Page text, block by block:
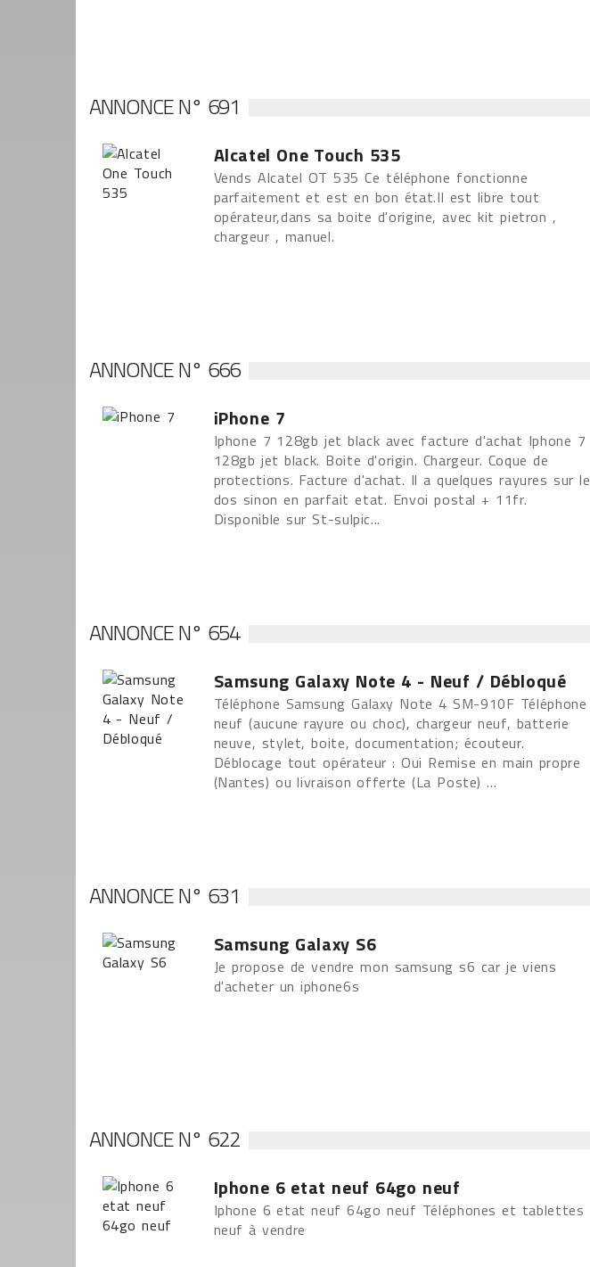
ANNONCE N° 691
Alcatel One Touch 535
Vends Alcatel OT 535 Ce téléphone fonctionne
parfaitement et est en bon état.Il est libre tout
opérateur,dans sa boite d'origine, avec kit pietron ,
chargeur , manuel.
ANNONCE N° 666
iPhone 7
Iphone 7 128gb jet black avec facture d'achat Iphone 7
128gb jet black. Boite d'origin. Chargeur. Coque de
protections. Facture d'achat. Il a quelques rayures sur le
dos sinon en parfait etat. Envoi postal + 11fr.
Disponible sur St-sulpic...
ANNONCE N° 654
Samsung Galaxy Note 4 - Neuf / Débloqué
Téléphone Samsung Galaxy Note 4 SM-910F Téléphone
neuf (aucune rayure ou choc), chargeur neuf, batterie
neuve, stylet, boite, documentation; écouteur.
Déblocage tout opérateur : Oui Remise en main propre
(Nantes) ou livraison offerte (La Poste) ...
ANNONCE N° 631
Samsung Galaxy S6
Je propose de vendre mon samsung s6 car je viens
d'acheter un iphone6s
ANNONCE N° 622
Iphone 6 etat neuf 64go neuf
Iphone 6 etat neuf 64go neuf Téléphones et tablettes
neuf à vendre